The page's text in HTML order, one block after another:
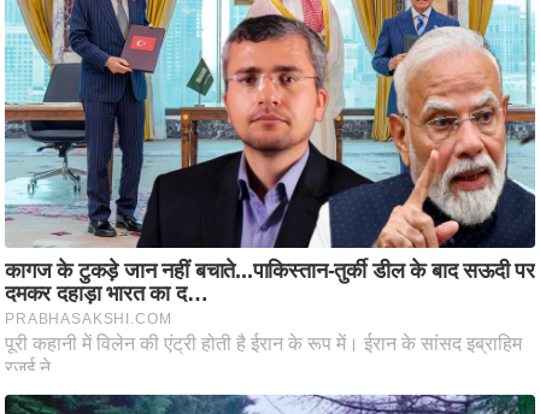
म
हि
मा
/
ध
र्म
स्थ
ल
व्र
त
त्यो
हा
र